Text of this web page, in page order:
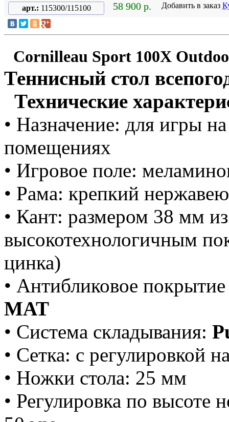
арт.: 115300/115100 58 900 р. Добавить в заказ
Cornilleau Sport 100X
Теннисный стол
Технические
• Назначение: для игры
помещениях
• Игровое поле:
• Рама: крепкий
• Кант: размером 38 мм
высокотехнологичным
цинка)
• Антибликовое
MAT
• Система складывания:
• Сетка: с регулировкой
• Ножки стола: 25 мм
• Регулировка по высоте